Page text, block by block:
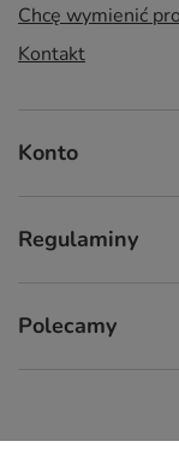
Chcę wymienić
Kontakt
Konto
Regulaminy
Polecamy